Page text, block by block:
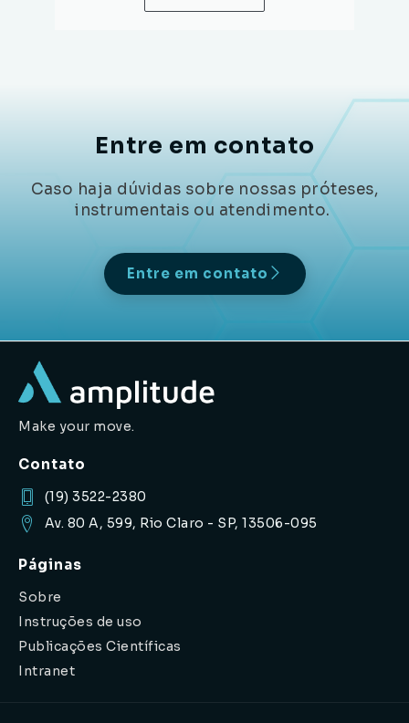
Entre em contato
Caso haja dúvidas sobre nossas próteses,
instrumentais ou atendimento.
Entre em contato
Make your move.
Contato
(19) 3522-2380
Av. 80 A, 599, Rio Claro - SP, 13506-095
Páginas
Sobre
Instruções de uso
Publicações Científicas
Intranet